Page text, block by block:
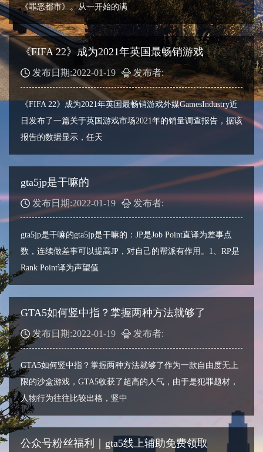
《罪恶都市》。从一开始的满
《FIFA 22》成为2021年英国最畅销游戏
发布日期:2022-01-19 发布者:
《FIFA 22》成为2021年英国最畅销游戏外媒GamesIndustry近
日发布了一篇关于英国游戏市场2021年的销量调查报告，据该
报告的数据显示，任天
gta5jp是干嘛的
发布日期:2022-01-19 发布者:
gta5jp是干嘛的gta5jp是干嘛的：JP是Job Point直译为差事点
数，连续做差事可以提高JP，对自己的帮派有作用。1、RP是
Rank Point译为声望值
GTA5如何竖中指？掌握两种方法就够了
发布日期:2022-01-19 发布者:
GTA5如何竖中指？掌握两种方法就够了作为一款自由度无上
限的沙盒游戏，GTA5收获了超高的人气，由于是犯罪题材，
人物行为往往比较出格，竖中
公众号粉丝福利｜gta5线上辅助免费领取